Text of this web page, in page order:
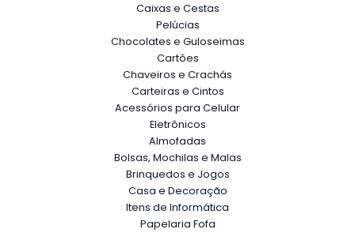
Caixas e Cestas
Pelúcias
Chocolates e Guloseimas
Cartões
Chaveiros e Crachás
Carteiras e Cintos
Acessórios para Celular
Eletrônicos
Almofadas
Bolsas, Mochilas e Malas
Brinquedos e Jogos
Casa e Decoração
Itens de Informática
Papelaria Fofa